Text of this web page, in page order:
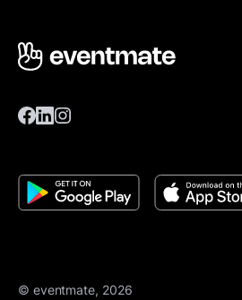
© eventmate, 2026